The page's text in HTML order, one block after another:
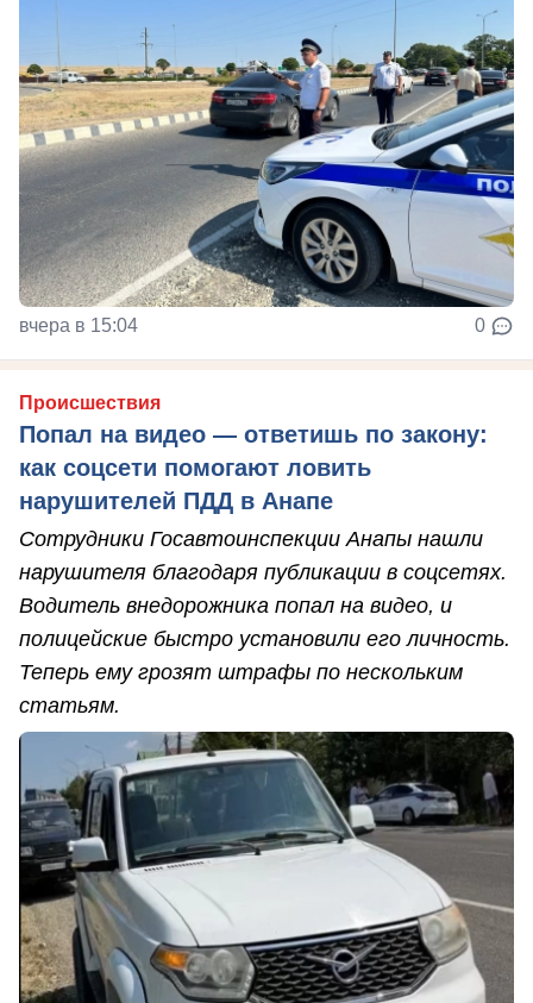
вчера в 15:04 0
Происшествия
Попал на видео — ответишь по закону:
как соцсети помогают ловить
нарушителей ПДД в Анапе
Сотрудники Госавтоинспекции Анапы нашли
нарушителя благодаря публикации в соцсетях.
Водитель внедорожника попал на видео, и
полицейские быстро установили его личность.
Теперь ему грозят штрафы по нескольким
статьям.